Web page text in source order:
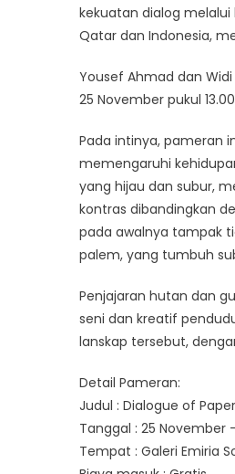
kekuatan dialog
Qatar dan Indonesia,
Yousef Ahmad dan
25 November pukul 13.00
Pada intinya, pameran
memengaruhi
yang hijau dan subur,
kontras dibandingkan
pada awalnya tampak
palem, yang tumbuh
Penjajaran hutan dan
seni dan kreatif
lanskap tersebut,
Detail Pameran:
Judul : Dialogue of
Tanggal : 25 November
Tempat : Galeri Emiria